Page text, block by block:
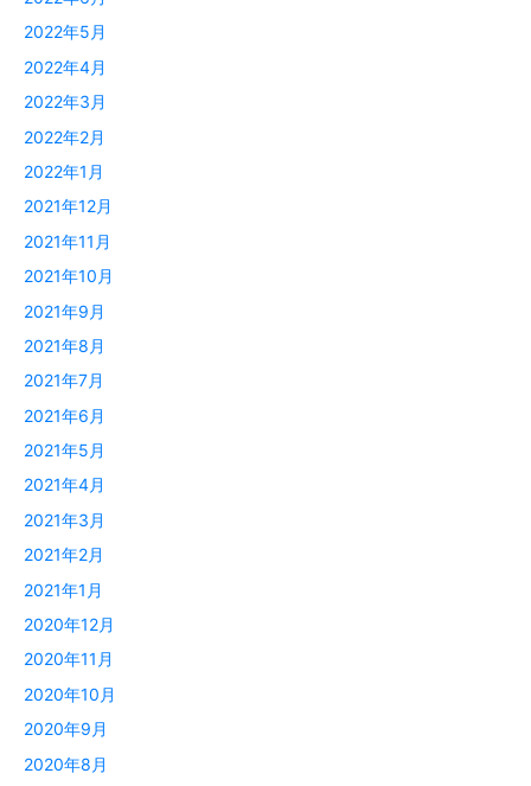
2022年5月
2022年4月
2022年3月
2022年2月
2022年1月
2021年12月
2021年11月
2021年10月
2021年9月
2021年8月
2021年7月
2021年6月
2021年5月
2021年4月
2021年3月
2021年2月
2021年1月
2020年12月
2020年11月
2020年10月
2020年9月
2020年8月